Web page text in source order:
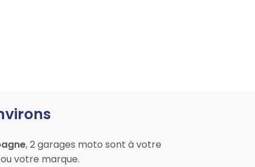
, 2 garages moto sont à votre
votre marque.